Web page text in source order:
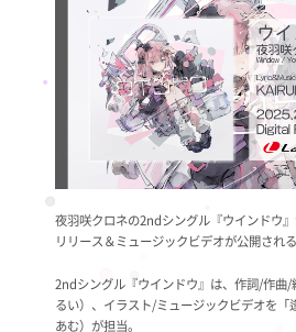
夜羽咲クロネの2ndシングル『ウインドウ
リリース＆ミュージックビデオが公開され
2ndシングル『ウインドウ』は、作詞/作曲/
るい）、イラスト/ミュージックビデオを「
あむ）が担当。